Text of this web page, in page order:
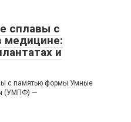
сплавы с
и
с памятью формы Умные
(УМПФ) —